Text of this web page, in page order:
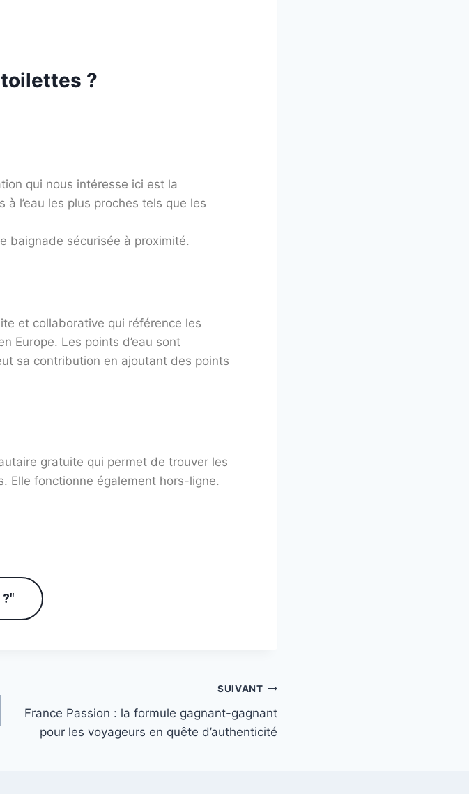
toilettes ?
qui nous intéresse ici est la
à l’eau les plus proches tels que les
baignade sécurisée à proximité.
et collaborative qui référence les
Europe. Les points d’eau sont
sa contribution en ajoutant des points
gratuite qui permet de trouver les
Elle fonctionne également hors-ligne.
SUIVANT
France Passion : la formule gagnant-gagnant
pour les voyageurs en quête d’authenticité